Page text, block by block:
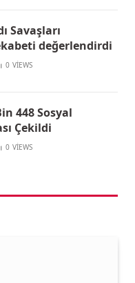
Savaşları
değerlendirdi
0 VIEWS
448 Sosyal
Çekildi
0 VIEWS